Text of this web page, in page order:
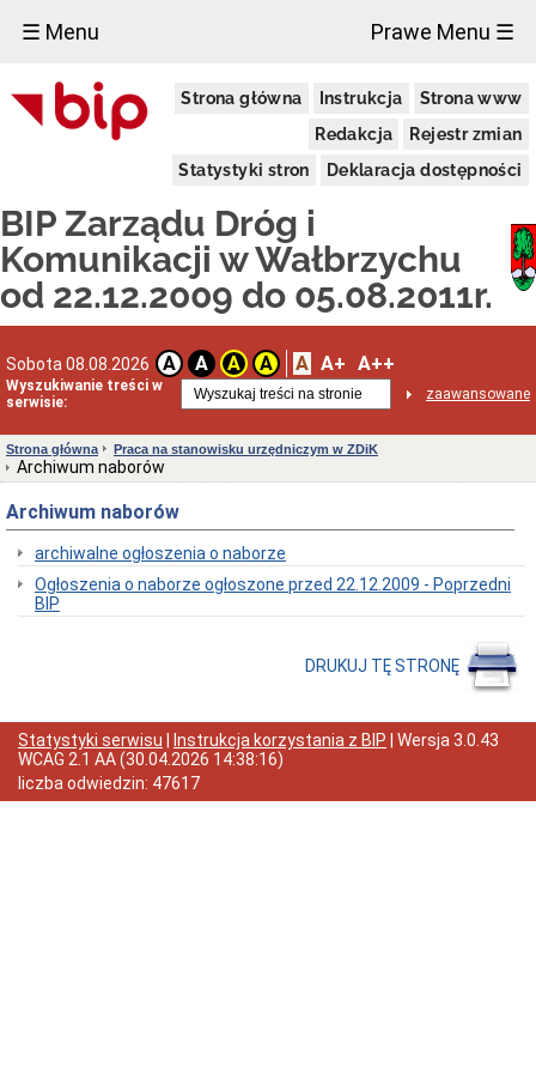
☰ Menu Prawe Menu ☰
Strona główna Instrukcja
Strona www
Redakcja
Rejestr zmian
Statystyki stron
Deklaracja dostępności
BIP Zarządu Dróg i
Komunikacji w Wałbrzychu
od 22.12.2009 do 05.08.2011r.
Sobota 08.08.2026 A A A A A A+ A++
Wyszukiwanie treści w
serwisie:
zaawansowane
Publiczny
Transport
Zbiorowy
bezpośredniego
zawarcia
umowy
KANAŁY
TECHNOLOGICZNE
Wykaz
inwestycji
NIEPEŁNOSPRAWNE
Poradnik
wobec
osób
niepełnosprawnych
Przewóz
dzieci
niepełnosprawnych
Publiczna
płatne
Miejsca
postojowe
dla
osób
Strona główna Praca na stanowisku urzędniczym w ZDiK
Archiwum naborów
Archiwum naborów
archiwalne ogłoszenia o naborze
Ogłoszenia o naborze ogłoszone przed 22.12.2009 - Poprzedni
BIP
DRUKUJ TĘ STRONĘ
×
Statystyki serwisu Instrukcja korzystania z BIP | Wersja 3.0.43
WCAG 2.1 AA(30.04.2026 14:38:16)
liczba odwiedzin: 47617